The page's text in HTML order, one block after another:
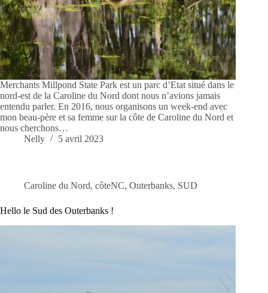
Merchants Millpond State Park est un parc d’Etat situé dans le
nord-est de la Caroline du Nord dont nous n’avions jamais
entendu parler. En 2016, nous organisons un week-end avec
mon beau-père et sa femme sur la côte de Caroline du Nord et
nous cherchons…
Nelly
5 avril 2023
Caroline du Nord, côteNC, Outerbanks, SUD
Hello le Sud des Outerbanks !